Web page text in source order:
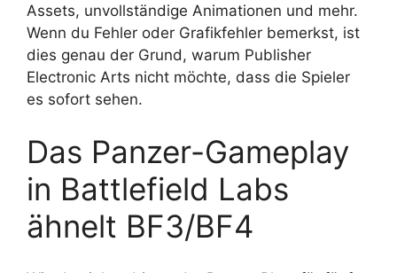
Assets, unvollständige Animationen und mehr.
Wenn du Fehler oder Grafikfehler bemerkst, ist
dies genau der Grund, warum Publisher
Electronic Arts nicht möchte, dass die Spieler
es sofort sehen.
Das Panzer-Gameplay
in Battlefield Labs
ähnelt BF3/BF4